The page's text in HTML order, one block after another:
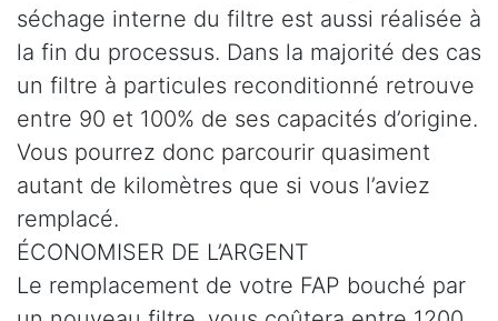
séchage interne du filtre est aussi réalisée à
la fin du processus. Dans la majorité des cas
un filtre à particules reconditionné retrouve
entre 90 et 100% de ses capacités d’origine.
Vous pourrez donc parcourir quasiment
autant de kilomètres que si vous l’aviez
remplacé.
ÉCONOMISER DE L’ARGENT
Le remplacement de votre FAP bouché par